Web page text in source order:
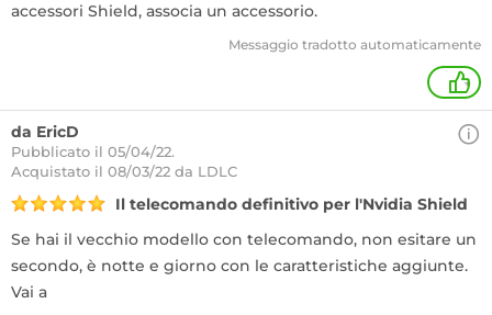
accessori Shield, associa un accessorio.
Messaggio tradotto automaticamente
+
da EricD
Pubblicato il 05/04/22.
Acquistato il 08/03/22 da LDLC
Il telecomando definitivo per l'Nvidia Shield
Se hai il vecchio modello con telecomando, non esitare un
secondo, è notte e giorno con le caratteristiche aggiunte.
Vai a